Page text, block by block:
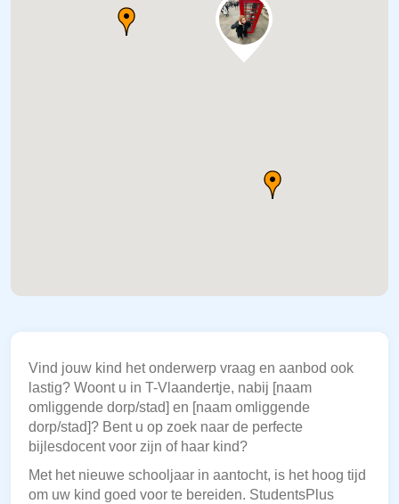
Vind jouw kind het onderwerp vraag en aanbod ook
lastig? Woont u in T-Vlaandertje, nabij [naam
omliggende dorp/stad] en [naam omliggende
dorp/stad]? Bent u op zoek naar de perfecte
bijlesdocent voor zijn of haar kind?
Met het nieuwe schooljaar in aantocht, is het hoog tijd
om uw kind goed voor te bereiden. StudentsPlus